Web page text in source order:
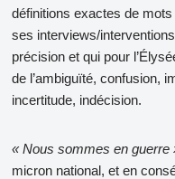
définitions exactes de
ses interviews/
précision et qui pour
de l’ambiguïté, confusion,
incertitude, indécision.
« Nous sommes en guerre
micron national, et en